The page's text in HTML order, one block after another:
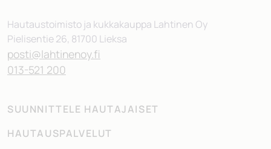
Hautaustoimisto ja kukkakauppa Lahtinen Oy
Pielisentie 26, 81700 Lieksa
posti@lahtinenoy.fi
013-521 200
SUUNNITTELE HAUTAJAISET
HAUTAUSPALVELUT